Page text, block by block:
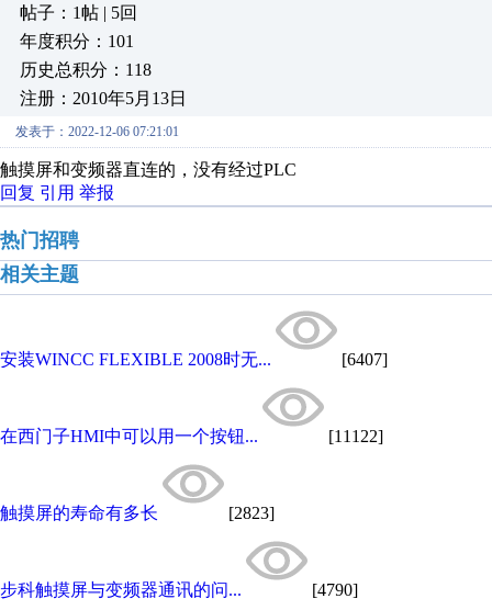
帖子：1帖 | 5回
年度积分：101
历史总积分：118
注册：2010年5月13日
发表于：2022-12-06 07:21:01
触摸屏和变频器直连的，没有经过PLC
回复 引用 举报
热门招聘
相关主题
安装WINCC FLEXIBLE 2008时无... [6407]
在西门子HMI中可以用一个按钮... [11122]
触摸屏的寿命有多长 [2823]
步科触摸屏与变频器通讯的问... [4790]